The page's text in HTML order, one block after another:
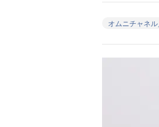
オムニチャネ